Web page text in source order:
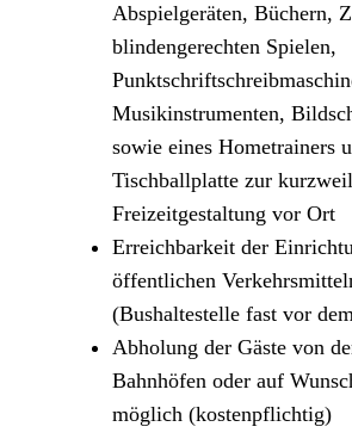
Abspielgeräten, Büchern,
blindengerechten Spielen,
Musikinstrumenten,
sowie eines Hometrainers
Tischballplatte zur
Freizeitgestaltung vor Ort
Erreichbarkeit der
öffentlichen
(Bushaltestelle fast vor
Abholung der Gäste von
Bahnhöfen oder auf
möglich (kostenpflichtig)